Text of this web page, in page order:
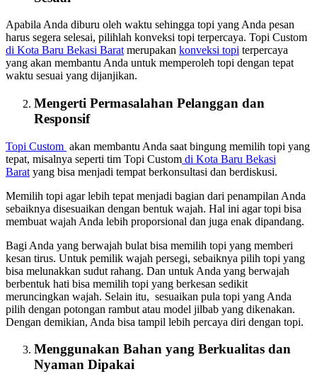
Apabila Anda diburu oleh waktu sehingga topi yang Anda pesan
harus segera selesai, pilihlah konveksi topi terpercaya. Topi Custom
di Kota Baru Bekasi Barat merupakan konveksi topi terpercaya
yang akan membantu Anda untuk memperoleh topi dengan tepat
waktu sesuai yang dijanjikan.
Mengerti Permasalahan Pelanggan dan
Responsif
Topi Custom akan membantu Anda saat bingung memilih topi yang
tepat, misalnya seperti tim Topi Custom di Kota Baru Bekasi
Barat yang bisa menjadi tempat berkonsultasi dan berdiskusi.
Memilih topi agar lebih tepat menjadi bagian dari penampilan Anda
sebaiknya disesuaikan dengan bentuk wajah. Hal ini agar topi bisa
membuat wajah Anda lebih proporsional dan juga enak dipandang.
Bagi Anda yang berwajah bulat bisa memilih topi yang memberi
kesan tirus. Untuk pemilik wajah persegi, sebaiknya pilih topi yang
bisa melunakkan sudut rahang. Dan untuk Anda yang berwajah
berbentuk hati bisa memilih topi yang berkesan sedikit
meruncingkan wajah. Selain itu, sesuaikan pula topi yang Anda
pilih dengan potongan rambut atau model jilbab yang dikenakan.
Dengan demikian, Anda bisa tampil lebih percaya diri dengan topi.
Menggunakan Bahan yang Berkualitas dan
Nyaman Dipakai